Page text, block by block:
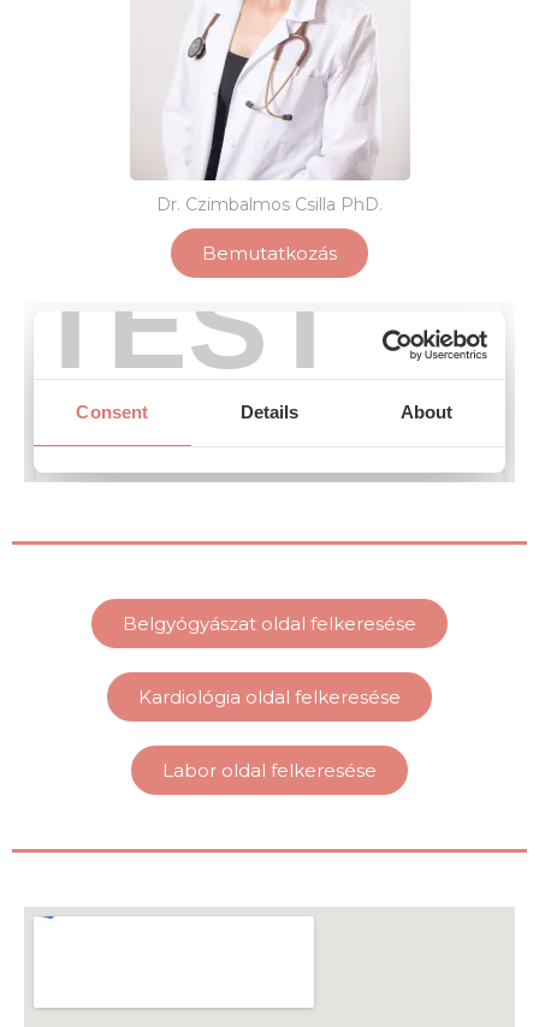
Dr. Czimbalmos Csilla PhD.
Bemutatkozás
Belgyógyászat oldal felkeresése
Kardiológia oldal felkeresése
Labor oldal felkeresése